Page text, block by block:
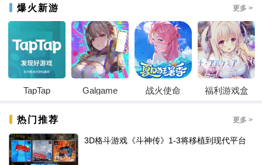
爆火新游 更多 >
TapTap Galgame 战火使命 福利游戏盒
热门推荐 更多 >
3D格斗游戏《斗神传》1-3将移植到现代平台